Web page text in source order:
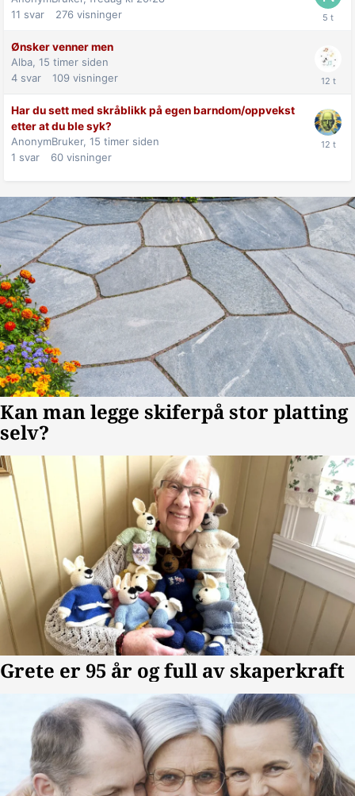
11 svar 276 visninger
Ønsker venner men
Alba, 15 timer siden
4 svar 109 visninger
Har du sett med skråblikk på egen barndom/oppvekst
etter at du ble syk?
AnonymBruker, 15 timer siden
1 svar 60 visninger